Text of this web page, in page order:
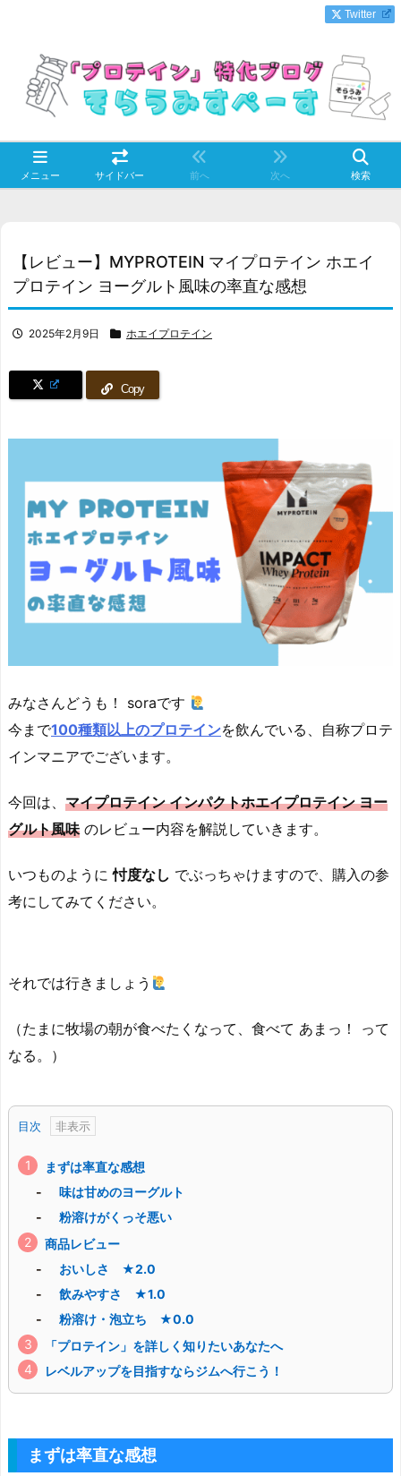
メニュー サイドバー 前へ 次へ 検索
Twitter
【レビュー】MYPROTEIN マイプロテイン ホエイ
プロテイン ヨーグルト風味の率直な感想
2025年2月9日 ホエイプロテイン
Copy
みなさんどうも！ soraです
今まで100種類以上のプロテインを飲んでいる、自称プロテ
インマニアでございます。
今回は、 マイプロテイン インパクトホエイプロテイン ヨー
グルト風味のレビュー内容を解説していきます。
いつものように忖度なし でぶっちゃけますので、購入の参
考にしてみてください。
それでは行きましょう
（たまに牧場の朝が食べたくなって、食べて あまっ！ って
なる。）
目次
まずは率直な感想
味は甘めのヨーグルト
粉溶けがくっそ悪い
商品レビュー
おいしさ ★2.0
飲みやすさ ★1.0
粉溶け・泡立ち ★0.0
「プロテイン」を詳しく知りたいあなたへ
レベルアップを目指すならジムへ行こう！
まずは率直な感想